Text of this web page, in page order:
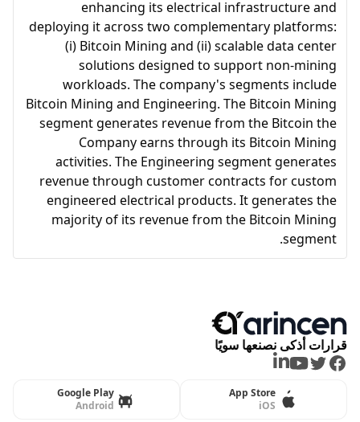
enhancing its electrical infrastructure and
deploying it across two complementary platforms:
(i) Bitcoin Mining and (ii) scalable data center
solutions designed to support non-mining
workloads. The company's segments include
Bitcoin Mining and Engineering. The Bitcoin Mining
segment generates revenue from the Bitcoin the
Company earns through its Bitcoin Mining
activities. The Engineering segment generates
revenue through customer contracts for custom
engineered electrical products. It generates the
majority of its revenue from the Bitcoin Mining
segment.
قرارات أذكى نصنعها سويًا
Facebook
Twitter
Youtube
LinkedIn
App Store
iOS
Google Play
Android